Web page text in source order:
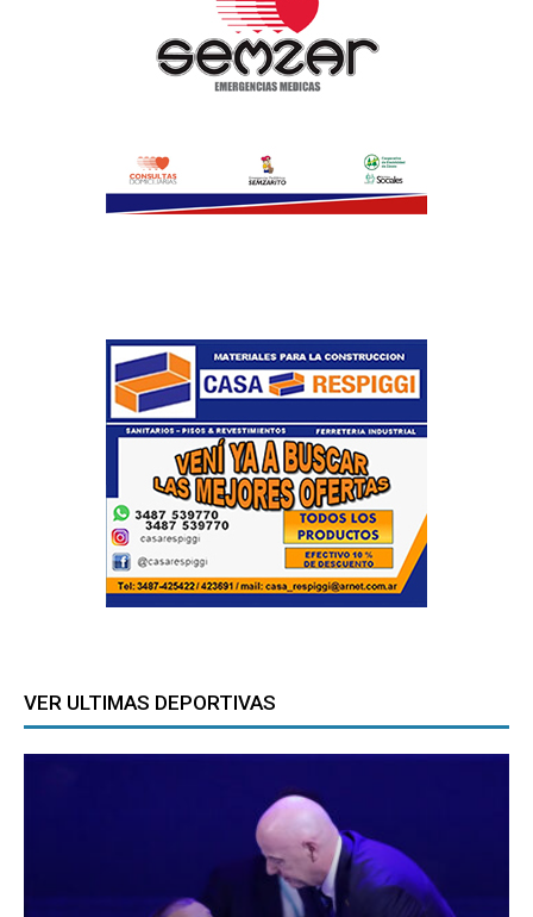
VER ULTIMAS DEPORTIVAS